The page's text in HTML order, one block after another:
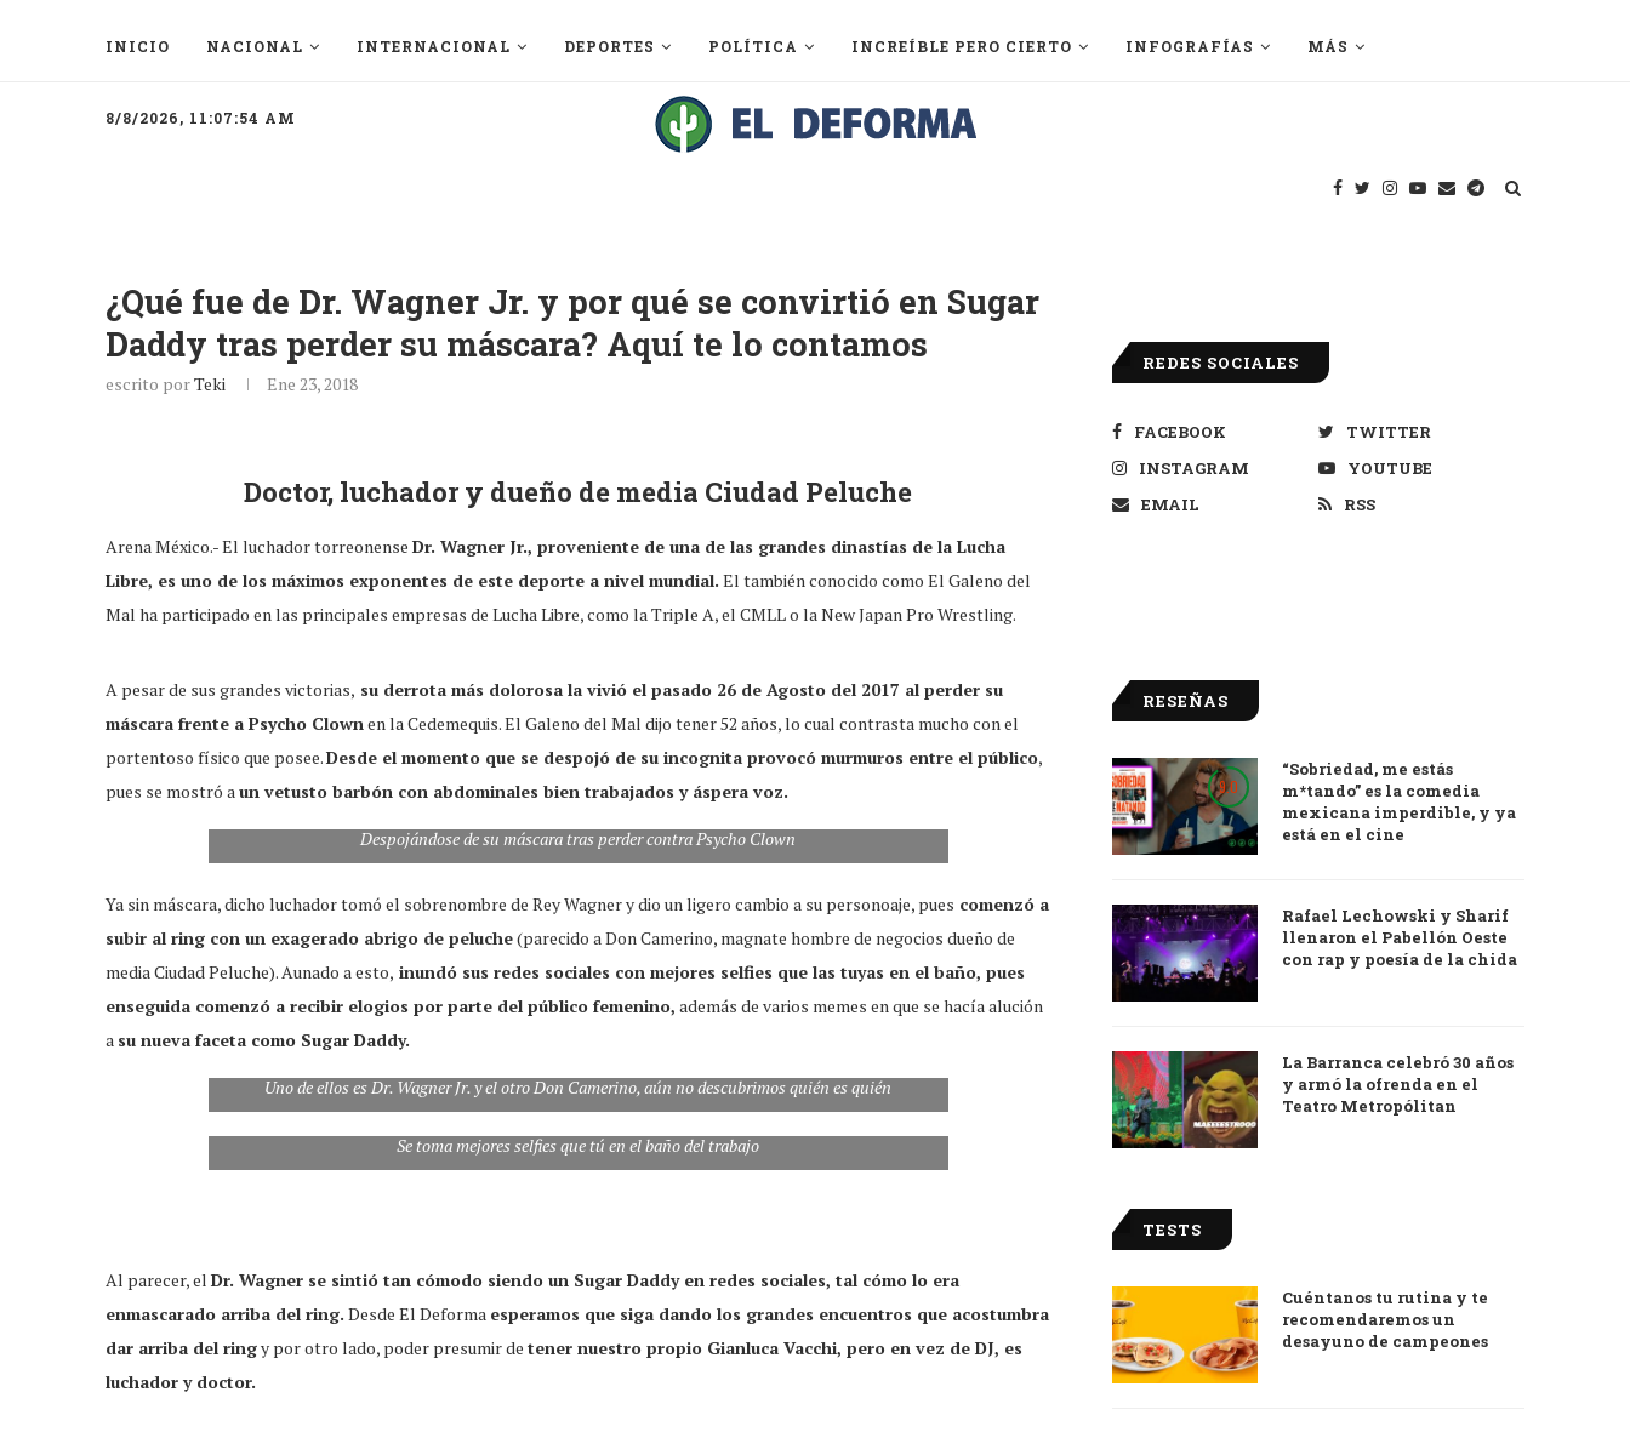
INICIO NACIONAL INTERNACIONAL DEPORTES POLÍTICA INCREÍBLE PERO CIERTO INFOGRAFÍAS MÁS
8/8/2026, 11:07:54 AM
¿Qué fue de Dr. Wagner Jr. y por qué se convirtió en Sugar
Daddy tras perder su máscara? Aquí te lo contamos
escrito porTeki Ene 23, 2018
Doctor, luchador y dueño de media Ciudad Peluche
Arena México.- El luchador torreonense Dr. Wagner Jr., proveniente de una de las grandes dinastías de la Lucha
Libre, es uno de los máximos exponentes de este deporte a nivel mundial. El también conocido como El Galeno del
Mal ha participado en las principales empresas de Lucha Libre, como la Triple A, el CMLL o la New Japan Pro Wrestling.
A pesar de sus grandes victorias, su derrota más dolorosa la vivió el pasado 26 de Agosto del 2017 al perder su
máscara frente a Psycho Clownen la Cedemequis. El Galeno del Mal dijo tener 52 años, lo cual contrasta mucho con el
portentoso físico que posee.Desde el momento que se despojó de su incognita provocó murmuros entre el público,
pues se mostró aun vetusto barbón con abdominales bien trabajados y áspera voz.
Despojándose de su máscara tras perder contra Psycho Clown
Ya sin máscara, dicho luchador tomó el sobrenombre de Rey Wagner y dio un ligero cambio a su personoaje, pues comenzó a
subir al ring con un exagerado abrigo de peluche(parecido a Don Camerino, magnate hombre de negocios dueño de
media Ciudad Peluche). Aunado a esto, inundó sus redes sociales con mejores selfies que las tuyas en el baño, pues
enseguida comenzó a recibir elogios por parte del público femenino, además de varios memes en que se hacía alución
a su nueva faceta como Sugar Daddy.
Uno de ellos es Dr. Wagner Jr. y el otro Don Camerino, aún no descubrimos quién es quién
Se toma mejores selfies que tú en el baño del trabajo
Al parecer, el Dr. Wagner se sintió tan cómodo siendo un Sugar Daddy en redes sociales, tal cómo lo era
enmascarado arriba del ring. Desde El Deforma esperamos que siga dando los grandes encuentros que acostumbra
dar arriba del ringy por otro lado, poder presumir de tener nuestro propio Gianluca Vacchi, pero en vez de DJ, es
luchador y doctor.
REDES SOCIALES
FACEBOOK
TWITTER
INSTAGRAM
YOUTUBE
EMAIL
RSS
RESEÑAS
9.0
“Sobriedad, me estás
m*tando” es la comedia
mexicana imperdible, y ya
está en el cine
Rafael Lechowski y Sharif
llenaron el Pabellón Oeste
con rap y poesía de la chida
La Barranca celebró 30 años
y armó la ofrenda en el
Teatro Metropólitan
TESTS
Cuéntanos tu rutina y te
recomendaremos un
desayuno de campeones